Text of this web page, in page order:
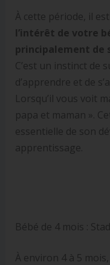
À cette période, il
l’intérêt de votre
principalement de
C’est un instinct de
d’apprendre et de
Lorsqu’il vous voit
papa et maman ».
essentielle de son
apprentissage.
Bébé de 4 mois :
À environ 4 à 5